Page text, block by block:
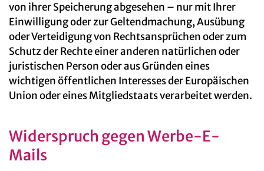
von ihrer Speicherung abgesehen – nur mit Ihrer
Einwilligung oder zur Geltendmachung, Ausübung
oder Verteidigung von Rechtsansprüchen oder zum
Schutz der Rechte einer anderen natürlichen oder
juristischen Person oder aus Gründen eines
wichtigen öffentlichen Interesses der Europäischen
Union oder eines Mitgliedstaats verarbeitet werden.
Widerspruch gegen Werbe-E-
Mails